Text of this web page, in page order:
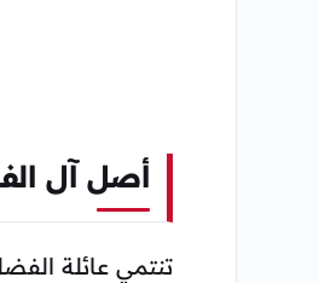
أصل آل
تنتمي عائلة